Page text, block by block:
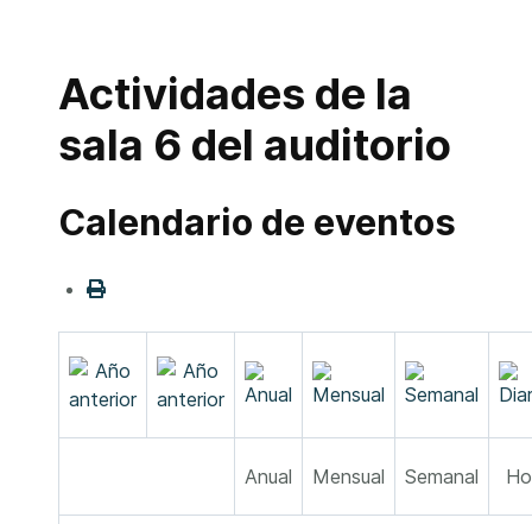
Actividades de la
sala 6 del auditorio
Calendario de eventos
Anual Mensual Semanal